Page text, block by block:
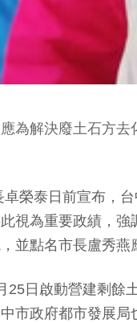
為解決廢土石方
榮泰日前宣布，
視為重要政績，
並點名市長盧秀燕
25日啟動營建剩餘
市政府都市發展